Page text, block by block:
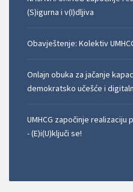
(S)igurna i v(I)dljiva
Obavještenje: Kolektiv
Onlajn obuka za jačanje
demokratsko učešće i
UMHCG započinje realizaciju
- (E)i(U)ključi se!